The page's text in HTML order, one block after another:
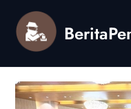
content